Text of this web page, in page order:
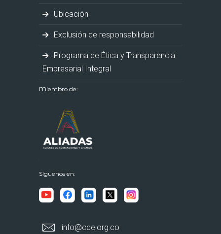
Ubicación
Exclusión de responsabilidad
Programa de Ética y Transparencia
Empresarial Integral
Miembro de:
Síguenos en:
info@cce.org.co